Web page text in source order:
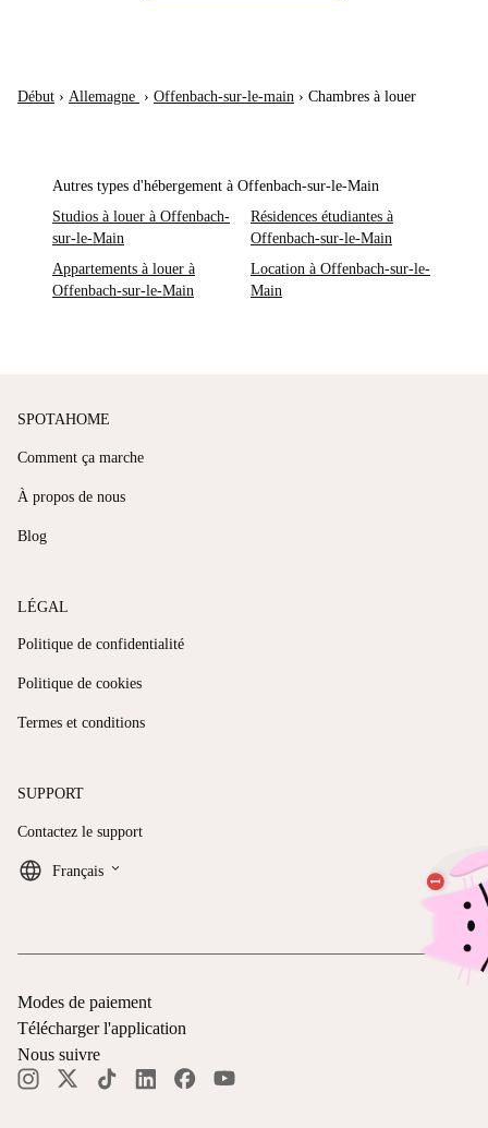
Début › Allemagne › Offenbach-sur-le-main › Chambres à louer
Autres types d'hébergement à Offenbach-sur-le-Main
Studios à louer à Offenbach-
sur-le-Main
Résidences étudiantes à
Offenbach-sur-le-Main
Appartements à louer à
Offenbach-sur-le-Main
Location à Offenbach-sur-le-
Main
SPOTAHOME
Comment ça marche
À propos de nous
Blog
LÉGAL
Politique de confidentialité
Politique de cookies
Termes et conditions
SUPPORT
Contactez le support
Français keyboard_arrow_down
Modes de paiement
Télécharger l'application
Nous suivre